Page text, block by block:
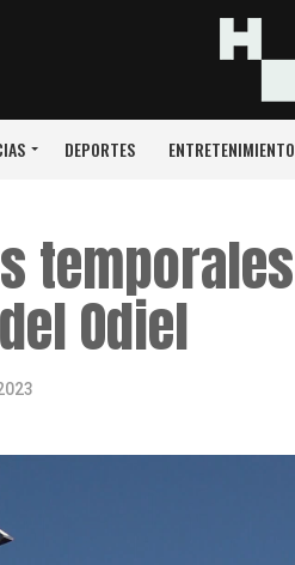
DEPORTES ENTRETENIMIENTO
Odiel